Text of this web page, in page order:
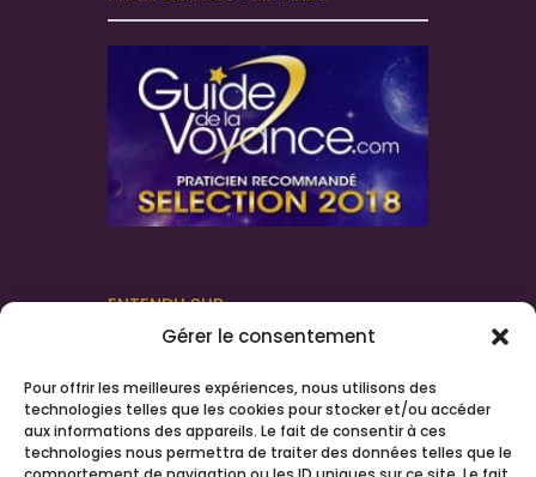
Gérer le consentement
Pour offrir les meilleures expériences, nous utilisons des
technologies telles que les cookies pour stocker et/ou accéder
aux informations des appareils. Le fait de consentir à ces
technologies nous permettra de traiter des données telles que le
ENTENDU SUR